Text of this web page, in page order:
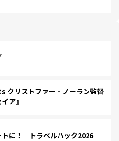
クリストファー・ノーラン監督
ア』
トに！ トラベルハック2026